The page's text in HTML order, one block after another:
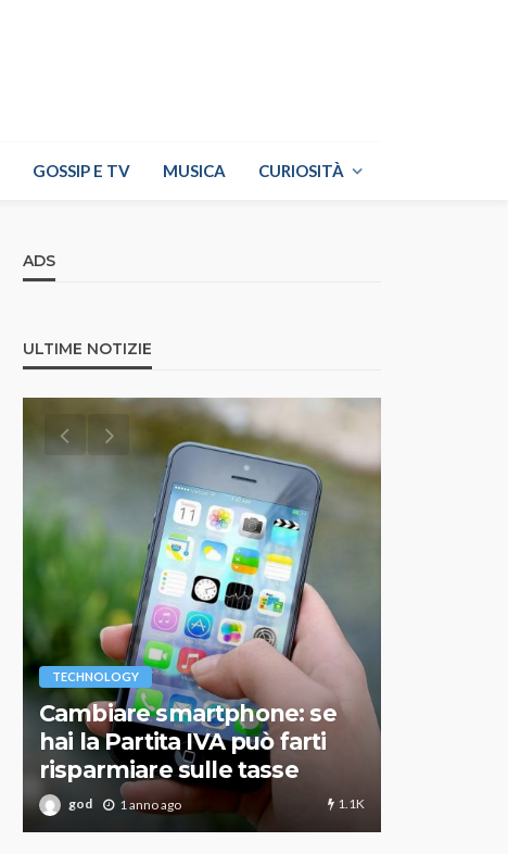
GOSSIP E TV MUSICA CURIOSITÀ
ADS
ULTIME NOTIZIE
TECHNOLOGY
Cambiare smartphone: se
hai la Partita IVA può farti
risparmiare sulle tasse
god 1 anno ago 1.1K